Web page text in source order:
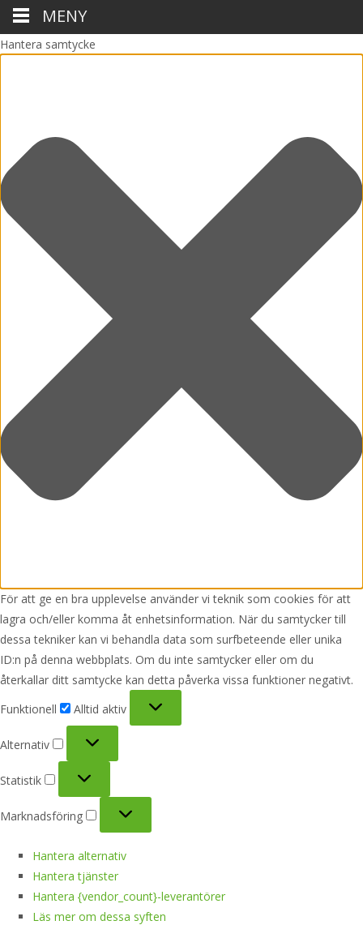
Hantera samtycke
För att ge en bra upplevelse använder vi teknik som cookies för att
lagra och/eller komma åt enhetsinformation. När du samtycker till
dessa tekniker kan vi behandla data som surfbeteende eller unika
ID:n på denna webbplats. Om du inte samtycker eller om du
återkallar ditt samtycke kan detta påverka vissa funktioner negativt.
Funktionell
Alltid aktiv
Alternativ
Statistik
Marknadsföring
Hantera alternativ
Hantera tjänster
Hantera {vendor_count}-leverantörer
Läs mer om dessa syften
MENY